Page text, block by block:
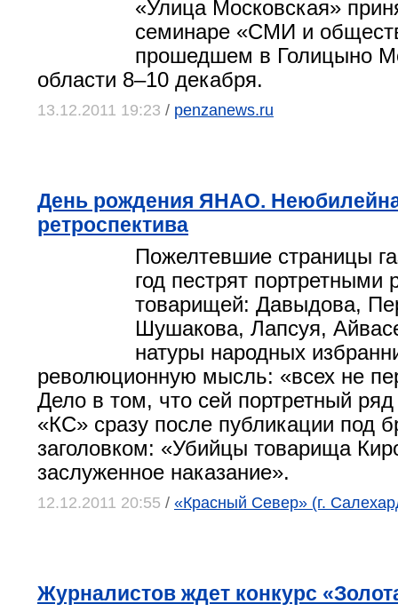
«Улица Московская»
семинаре «СМИ и
прошедшем в Голицыно
области 8–10 декабря.
13.12.2011 19:23 / penzanews.ru
День рождения ЯНАО.
ретроспектива
Пожелтевшие страницы
год пестрят портретными
товарищей: Давыдова,
Шушакова, Лапсуя,
натуры народных
революционную мысль: «всех не
Дело в том, что сей портретный
«КС» сразу после публикации под
заголовком: «Убийцы товарища
заслуженное наказание».
12.12.2011 20:55 / «Красный Север» (г.
Журналистов ждет конкурс